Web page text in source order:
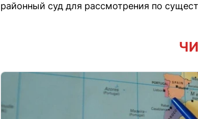
районный суд для рассмотрения по